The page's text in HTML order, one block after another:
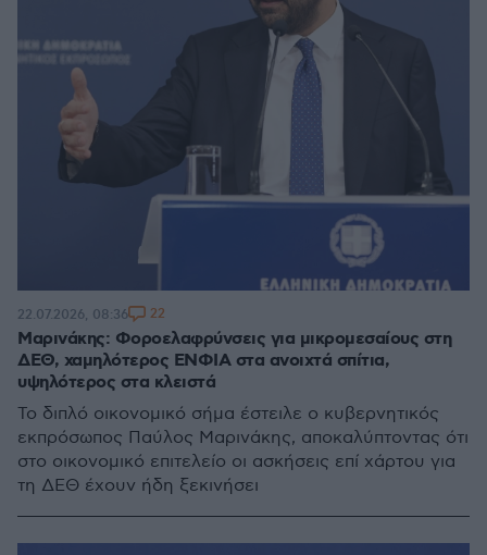
Μαρινάκης: Φοροελαφρύνσεις για μικρομεσαίους στη
ΔΕΘ, χαμηλότερος ΕΝΦΙΑ στα ανοιχτά σπίτια,
υψηλότερος στα κλειστά
Το διπλό οικονομικό σήμα έστειλε ο κυβερνητικός
εκπρόσωπος Παύλος Μαρινάκης, αποκαλύπτοντας ότι
στο οικονομικό επιτελείο οι ασκήσεις επί χάρτου για
τη ΔΕΘ έχουν ήδη ξεκινήσει
22.07.2026, 08:36 22